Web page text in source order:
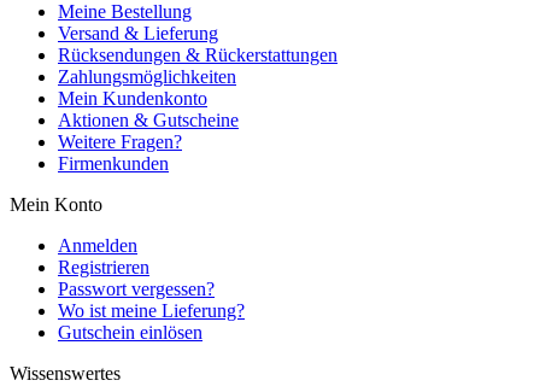
Meine Bestellung
Versand & Lieferung
Rücksendungen & Rückerstattungen
Zahlungsmöglichkeiten
Mein Kundenkonto
Aktionen & Gutscheine
Weitere Fragen?
Firmenkunden
Mein Konto
Anmelden
Registrieren
Passwort vergessen?
Wo ist meine Lieferung?
Gutschein einlösen
Wissenswertes